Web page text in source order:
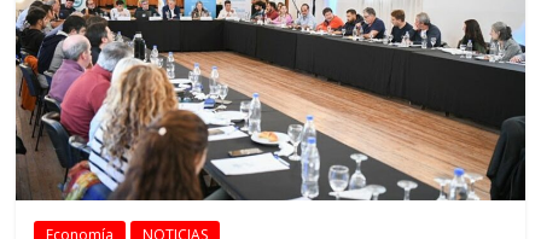
Economía NOTICIAS